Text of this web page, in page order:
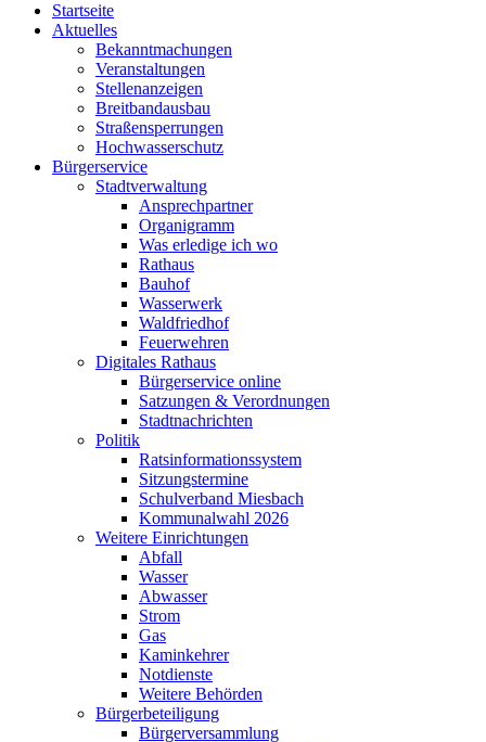
Startseite
Aktuelles
Bekanntmachungen
Veranstaltungen
Stellenanzeigen
Breitbandausbau
Straßensperrungen
Hochwasserschutz
Bürgerservice
Stadtverwaltung
Ansprechpartner
Organigramm
Was erledige ich wo
Rathaus
Bauhof
Wasserwerk
Waldfriedhof
Feuerwehren
Digitales Rathaus
Bürgerservice online
Satzungen & Verordnungen
Stadtnachrichten
Politik
Ratsinformationssystem
Sitzungstermine
Schulverband Miesbach
Kommunalwahl 2026
Weitere Einrichtungen
Abfall
Wasser
Abwasser
Strom
Gas
Kaminkehrer
Notdienste
Weitere Behörden
Bürgerbeteiligung
Bürgerversammlung